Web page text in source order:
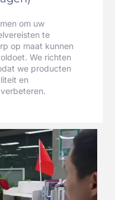
om uw
te
op maat kunnen
We richten
we producten
en